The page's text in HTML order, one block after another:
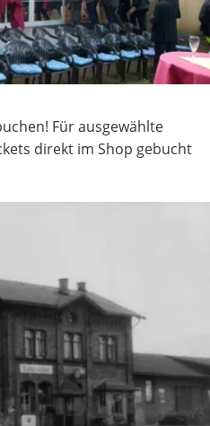
Für ausgewählte
direkt im Shop gebucht